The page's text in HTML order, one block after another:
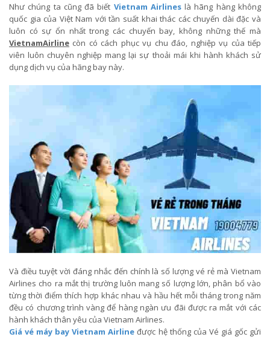
Như chúng ta cũng đã biết Vietnam Airlineslà hãng hàng không
quốc gia của Việt Nam với tần suất khai thác các chuyến dài đặc và
luôn có sự ổn nhất trong các chuyến bay, không những thế mà
VietnamAirline còn có cách phục vụ chu đáo, nghiệp vụ của tiếp
viên luôn chuyên nghiệp mang lại sự thoải mái khi hành khách sử
dụng dịch vụ của hãng bay này.
Và điều tuyệt vời đáng nhắc đến chính là số lượng vé rẻ mà Vietnam
Airlines cho ra mắt thị trường luôn mang số lượng lớn, phân bổ vào
từng thời điểm thích hợp khác nhau và hầu hết mỗi tháng trong năm
đều có chương trình vàng để hàng ngàn ưu đãi được ra mắt với các
hành khách thân yêu của Vietnam Airlines.
Giá vé máy bay Vietnam Airline được hệ thống của Vé giá gốc gửi